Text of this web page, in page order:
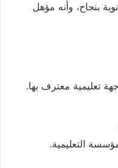
بنجاح، وأنه مؤهل
تعليمية معترف بها.
التعليمية.